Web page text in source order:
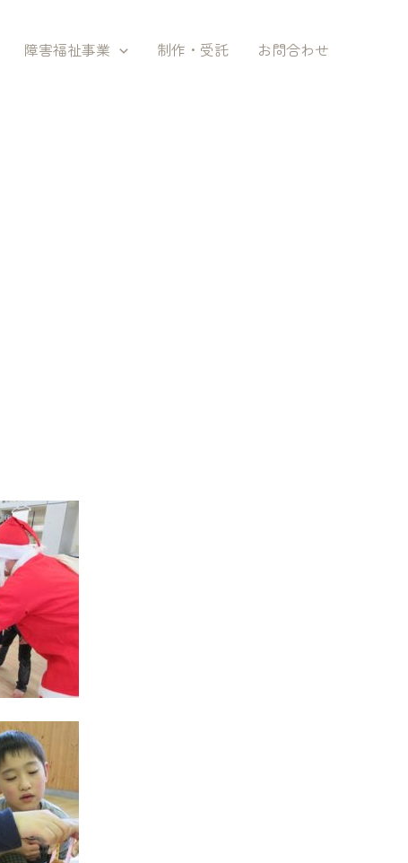
障害福祉事業 制作・受託 お問合わせ